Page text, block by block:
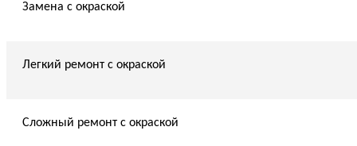
Замена с окраской
Легкий ремонт с окраской
Сложный ремонт с окраской